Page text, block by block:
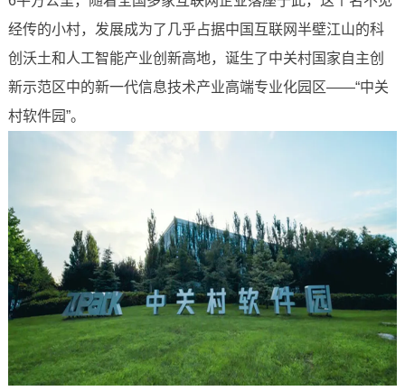
经传的小村，发展成为了几乎占据中国互联网半壁江山的科
创沃土和人工智能产业创新高地，诞生了中关村国家自主创
新示范区中的新一代信息技术产业高端专业化园区——“中关
村软件园”。